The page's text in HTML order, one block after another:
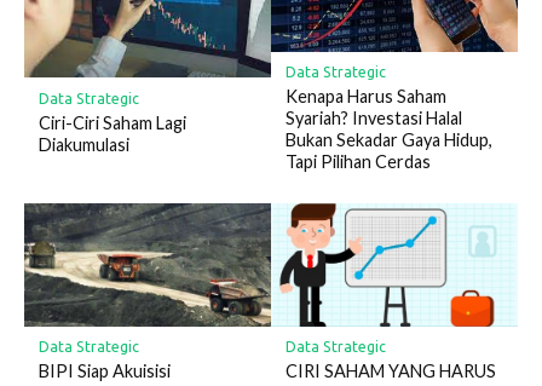
Data Strategic
Ciri-Ciri Saham Lagi
Diakumulasi
Data Strategic
Kenapa Harus Saham
Syariah? Investasi Halal
Bukan Sekadar Gaya Hidup,
Tapi Pilihan Cerdas
Data Strategic
BIPI Siap Akuisisi
Data Strategic
CIRI SAHAM YANG HARUS